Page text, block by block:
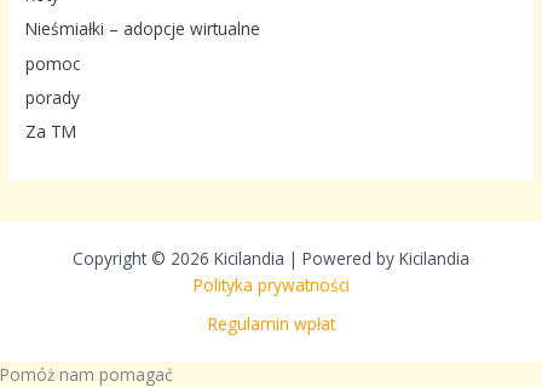
Nieśmiałki – adopcje wirtualne
pomoc
porady
Za TM
Copyright © 2026 Kicilandia | Powered by Kicilandia
Polityka prywatności
Regulamin wpłat
Pomóż nam pomagać